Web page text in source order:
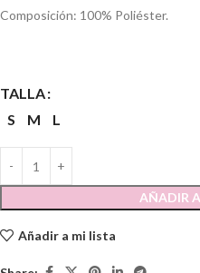
Composición: 100% Poliéster.
TALLA
S
M L
AÑADIR
Añadir a mi lista